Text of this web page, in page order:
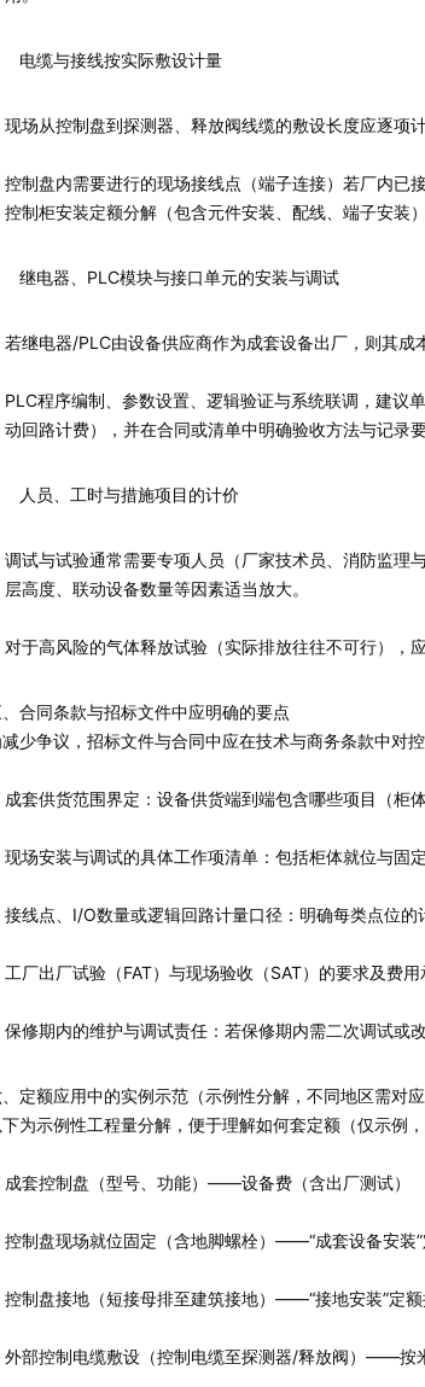
电缆与接线按实际敷设计量
现场从控制盘到探测器、释放阀线缆的敷设长度应逐项
控制盘内需要进行的现场接线点（端子连接）若厂内已
控制柜安装定额分解（包含元件安装、配线、端子安装）
继电器、PLC模块与接口单元的安装与调试
若继电器/PLC由设备供应商作为成套设备出厂，则其
PLC程序编制、参数设置、逻辑验证与系统联调，建议
动回路计费），并在合同或清单中明确验收方法与记录要
人员、工时与措施项目的计价
调试与试验通常需要专项人员（厂家技术员、消防监理
层高度、联动设备数量等因素适当放大。
对于高风险的气体释放试验（实际排放往往不可行），
合同条款与招标文件中应明确的要点
减少争议，招标文件与合同中应在技术与商务条款中对
成套供货范围界定：设备供货端到端包含哪些项目（柜
现场安装与调试的具体工作项清单：包括柜体就位与固
接线点、I/O数量或逻辑回路计量口径：明确每类点位
工厂出厂试验（FAT）与现场验收（SAT）的要求及费
保修期内的维护与调试责任：若保修期内需二次调试或
定额应用中的实例示范（示例性分解，不同地区需对应
下为示例性工程量分解，便于理解如何套定额（仅示例
成套控制盘（型号、功能）——设备费（含出厂测试）
控制盘现场就位固定（含地脚螺栓）——“成套设备安装
控制盘接地（短接母排至建筑接地）——“接地安装”定
外部控制电缆敷设（控制电缆至探测器/释放阀）——按